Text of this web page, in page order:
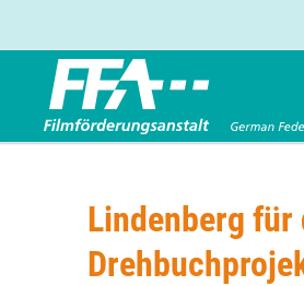
Entwicklungsförderung
Produktionsförderung
Verleihförderung
FFA 2025
Die FFA in Kürze
Gremien
Lindenberg für